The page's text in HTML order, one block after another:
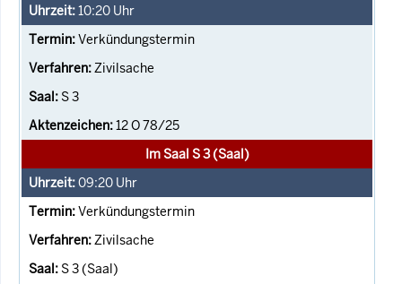
10:20 Uhr
Verkündungstermin
Zivilsache
S 3
12 O 78/25
Im Saal S 3 (Saal)
09:20 Uhr
Verkündungstermin
Zivilsache
S 3 (Saal)